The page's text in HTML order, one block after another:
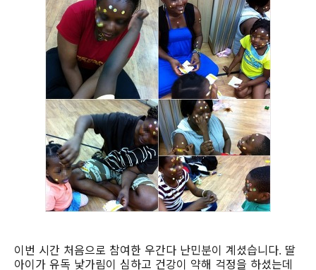
이번 시간 처음으로 참여한 우간다 난민분이 계셨습니다. 딸
아이가 유독 낯가림이 심하고 건강이 약해 걱정을 하셨는데